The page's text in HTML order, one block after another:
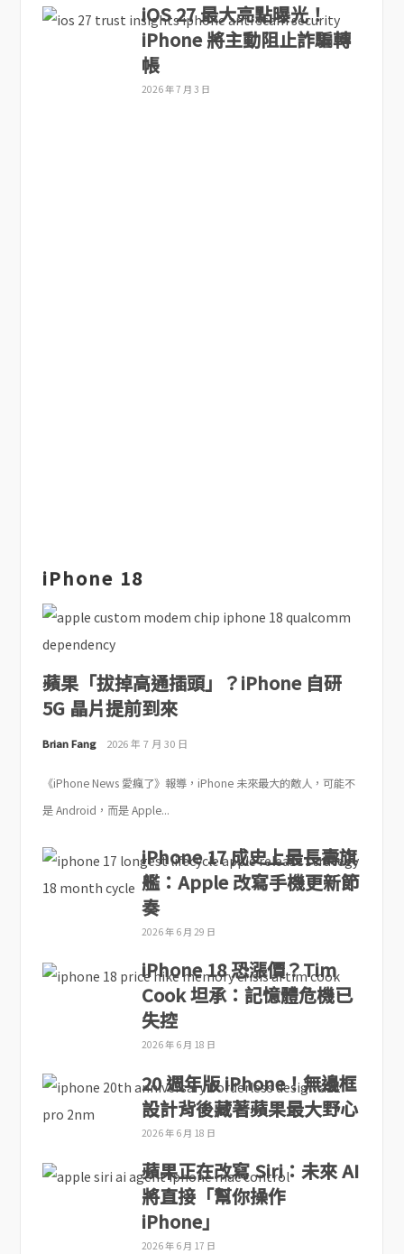
iOS 27 最大亮點曝光！
iPhone 將主動阻止詐騙轉
帳
2026 年 7 月 3 日
iPhone 18
蘋果「拔掉高通插頭」？iPhone 自研
5G 晶片提前到來
Brian Fang 2026 年 7 月 30 日
《iPhone News 愛瘋了》報導，iPhone 未來最大的敵人，可能不
是 Android，而是 Apple...
iPhone 17 成史上最長壽旗
艦：Apple 改寫手機更新節
奏
2026 年 6 月 29 日
iPhone 18 恐漲價？Tim
Cook 坦承：記憶體危機已
失控
2026 年 6 月 18 日
20 週年版 iPhone！無邊框
設計背後藏著蘋果最大野心
2026 年 6 月 18 日
蘋果正在改寫 Siri：未來 AI
將直接「幫你操作
iPhone」
2026 年 6 月 17 日